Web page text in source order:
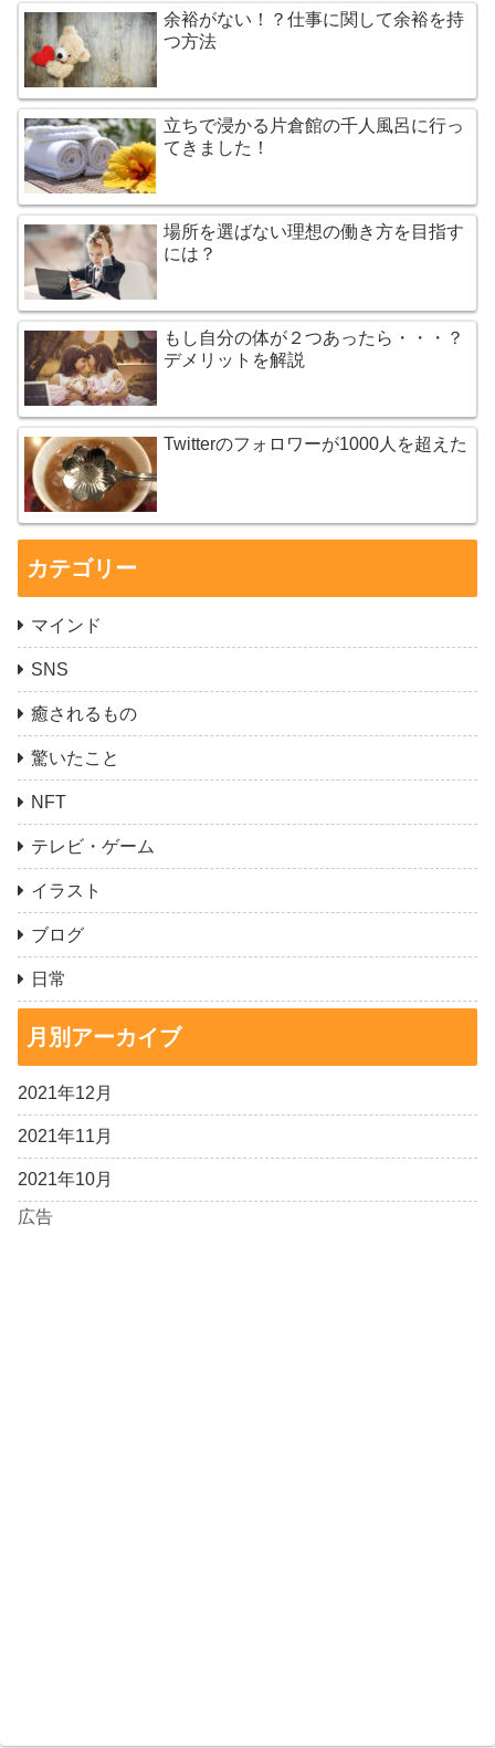
余裕がない！？仕事に関して余裕を持
つ方法
立ちで浸かる片倉館の千人風呂に行っ
てきました！
場所を選ばない理想の働き方を目指す
には？
もし自分の体が２つあったら・・・？
デメリットを解説
Twitterのフォロワーが1000人を超えた
カテゴリー
マインド
SNS
癒されるもの
驚いたこと
NFT
テレビ・ゲーム
イラスト
ブログ
日常
月別アーカイブ
2021年12月
2021年11月
2021年10月
広告